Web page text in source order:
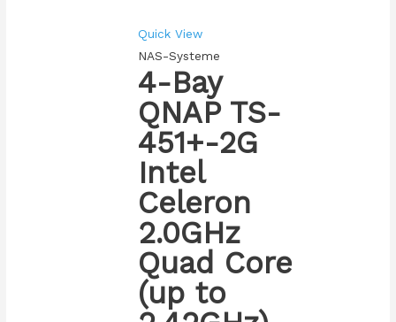
Quick View
NAS-Systeme
4-Bay
QNAP TS-
451+-2G
Intel
Celeron
2.0GHz
Quad Core
(up to